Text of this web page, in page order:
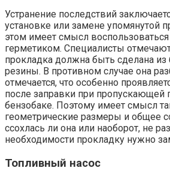
Устранение последствий
установке или замене упомянутой
этом имеет смысл
герметиком. Специалисты
прокладка должна быть сделана из
резины. В противном случае она
отмечается, что особенно
после заправки при пропускающей
бензобаке. Поэтому имеет смысл
геометрические размеры и общее
ссохлась ли она или наоборот, не
необходимости прокладку нужно
Топливный насос